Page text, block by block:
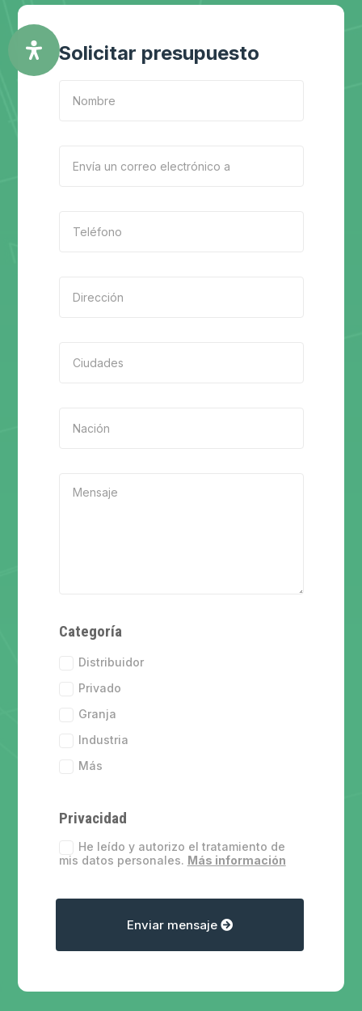
Solicitar presupuesto
Categoría
Distribuidor
Privado
Granja
Industria
Más
Privacidad
He leído y autorizo el tratamiento de
mis datos personales. Más información
Enviar mensaje